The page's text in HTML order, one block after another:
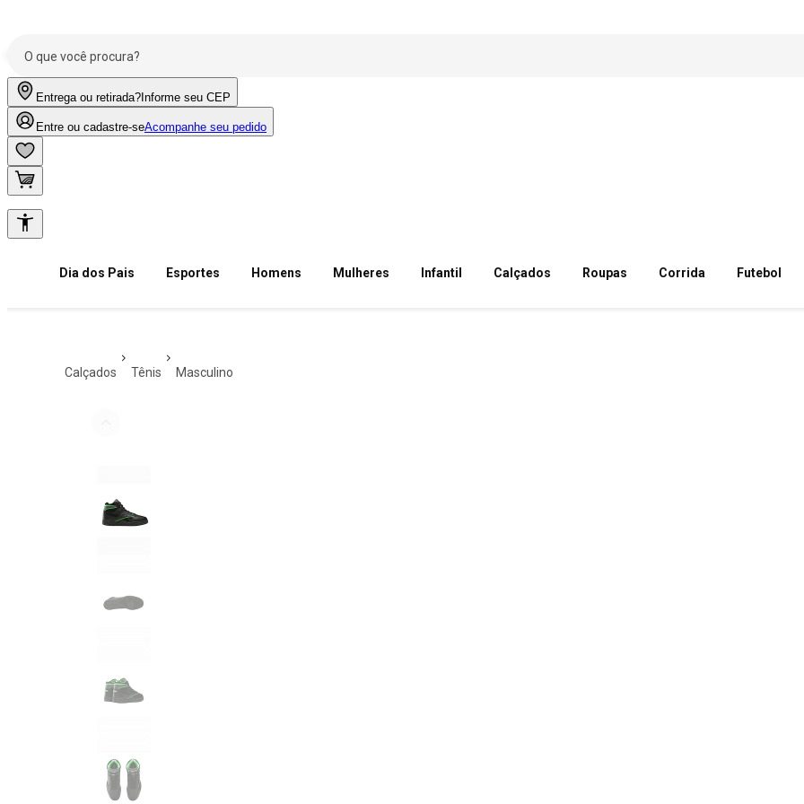
Entrega ou retirada? Informe seu CEP
Entre ou cadastre-seAcompanhe seu pedido
Dia dos Pais Esportes Homens Mulheres Infantil Calçados Roupas Corrida Futebol
calçados tênis masculino